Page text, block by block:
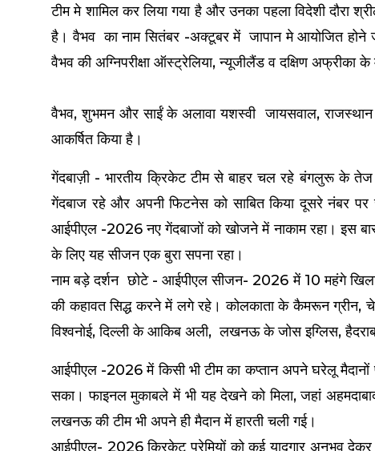
टीम मे शामिल कर लिया गया है और उनका पहला विदेशी दौरा
है। वैभव का नाम सितंबर -अक्टूबर में जापान मे आयोजित होने
वैभव की अग्निपरीक्षा ऑस्ट्रेलिया, न्यूजीलैंड व दक्षिण अफ्रीका
वैभव, शुभमन और साईं के अलावा यशस्वी जायसवाल, राजस्थान
आकर्षित किया है।
गेंदबाज़ी - भारतीय क्रिकेट टीम से बाहर चल रहे बंगलुरू के
गेंदबाज रहे और अपनी फिटनेस को साबित किया दूसरे नंबर पर
आईपीएल -2026 नए गेंदबाजों को खोजने में नाकाम रहा। इस
के लिए यह सीजन एक बुरा सपना रहा।
नाम बड़े दर्शन छोटे - आईपीएल सीजन- 2026 में 10 महंगे
की कहावत सिद्ध करने में लगे रहे। कोलकाता के कैमरून ग्रीन,
विश्वनोई, दिल्ली के आकिब अली, लखनऊ के जोस इग्लिस,
आईपीएल -2026 में किसी भी टीम का कप्तान अपने घरेलू
सका। फाइनल मुकाबले में भी यह देखने को मिला, जहां
लखनऊ की टीम भी अपने ही मैदान में हारती चली गई।
आईपीएल- 2026 क्रिकेट प्रेमियों को कई यादगार अनुभव